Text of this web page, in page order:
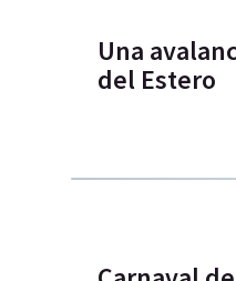
Una
del Estero